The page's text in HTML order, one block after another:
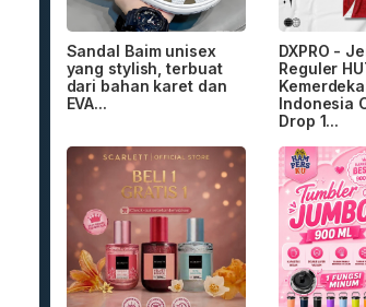
Sandal Baim unisex
yang stylish, terbuat
dari bahan karet dan
EVA...
DXPRO -
Reguler
Indonesia
Drop 1...